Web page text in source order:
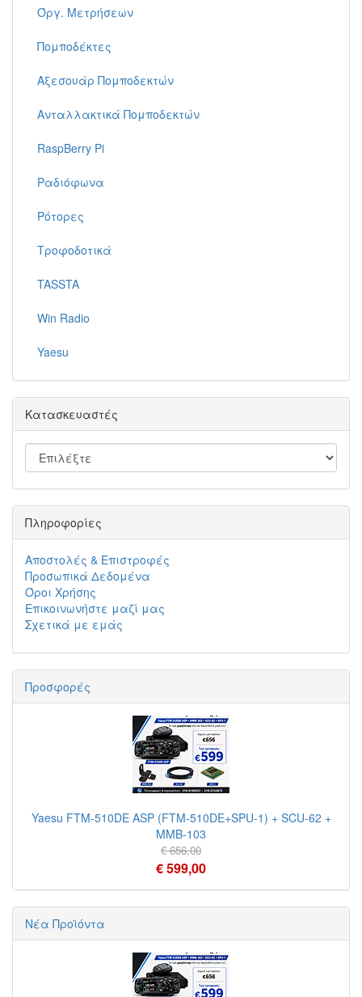
Όργ. Μετρήσεων
Πομποδέκτες
Αξεσουάρ Πομποδεκτών
Ανταλλακτικά Πομποδεκτών
RaspBerry Pi
Ραδιόφωνα
Ρότορες
Τροφοδοτικά
TASSTA
Win Radio
Yaesu
Κατασκευαστές
Πληροφορίες
Αποστολές & Επιστροφές
Προσωπικά Δεδομένα
Όροι Χρήσης
Επικοινωνήστε μαζί μας
Σχετικά με εμάς
Προσφορές
Yaesu FTM-510DE ASP (FTM-510DE+SPU-1) + SCU-62 +
MMB-103
€ 656,00
€ 599,00
Νέα Προϊόντα